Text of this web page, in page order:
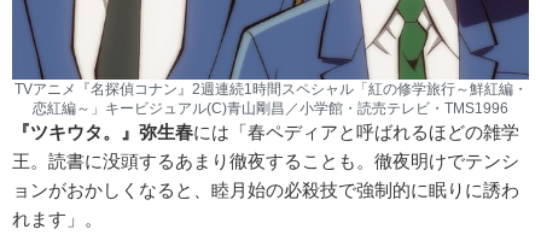
TVアニメ『名探偵コナン』2週連続1時間スペシャル「紅の修学旅行～鮮紅編・
恋紅編～」キービジュアル(C)青山剛昌／小学館・読売テレビ・TMS1996
『ツキウタ。』弥生春には「春ペディアと呼ばれるほどの雑学
王。読書に没頭するあまり徹夜することも。徹夜明けでテンシ
ョンがおかしくなると、睦月始の必殺技で強制的に眠りに誘わ
れます」。